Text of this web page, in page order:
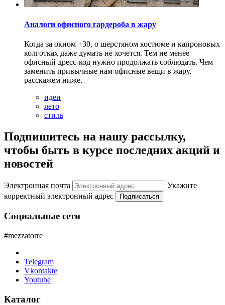
Аналоги офисного гардероба в жару
Когда за окном +30, о шерстяном костюме и капроновых
колготках даже думать не хочется. Тем не менее
офисный дресс-код нужно продолжать соблюдать. Чем
заменить привычные нам офисные вещи в жару,
расскажем ниже.
идеи
лето
стиль
Подпишитесь на нашу рассылку,
чтобы быть в курсе последних акций и
новостей
Электронная почта
Укажите
корректный электронный адрес
Подписаться
Социальные сети
#mezzatorre
Telegram
Vkontakte
Youtube
Каталог